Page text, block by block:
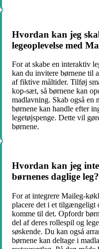
Hvordan kan jeg
legeoplevelse med
For at skabe en interaktiv
kan du invitere børnene til
af fiktive måltider. Tilføj
kop-sæt, så børnene kan
madlavning. Skab også en
børnene kan handle efter
legetøjspenge. Dette vil
børnene.
Hvordan kan jeg
børnenes daglige leg?
For at integrere Maileg-
placere det i et tilgængeligt
komme til det. Opfordr
del af deres rollespil og
søskende. Du kan også
børnene kan deltage i